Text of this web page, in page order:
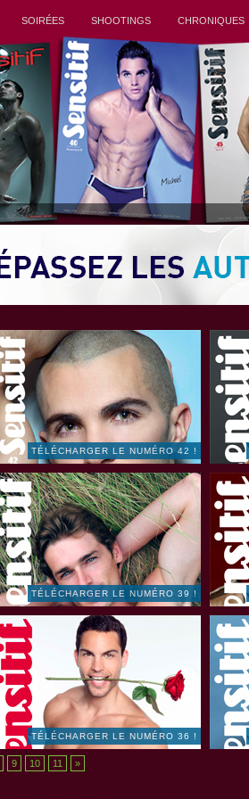
SOIRÉES SHOOTINGS CHRONIQUES
TÉLÉCHARGER LE NUMÉRO 42 !
TÉLÉCHARGER LE NUMÉRO 39 !
TÉLÉCHARGER LE NUMÉRO 36 !
9 10 11 »